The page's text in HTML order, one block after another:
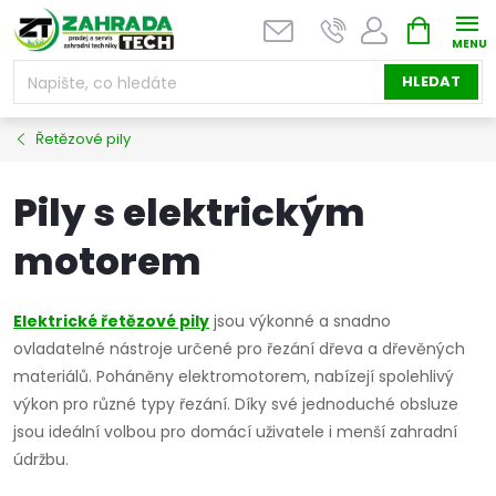
Přejít
na
obsah
HLEDAT
NÁKUPNÍ
KOŠÍK
Řetězové pily
Pily s elektrickým
motorem
Elektrické řetězové pily jsou výkonné a snadno
ovladatelné nástroje určené pro řezání dřeva a dřevěných
materiálů. Poháněny elektromotorem, nabízejí spolehlivý
výkon pro různé typy řezání. Díky své jednoduché obsluze
jsou ideální volbou pro domácí uživatele i menší zahradní
údržbu.